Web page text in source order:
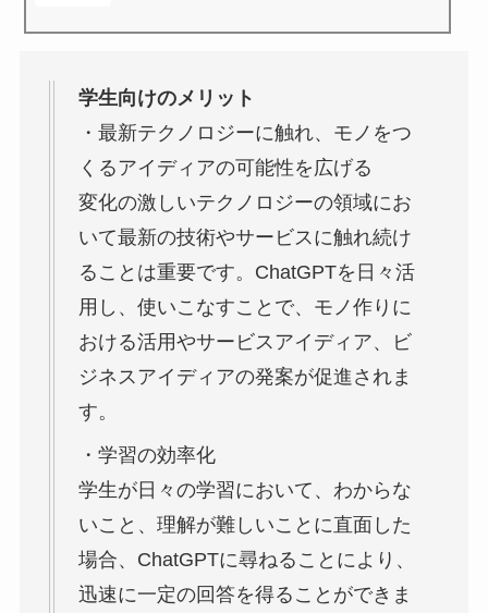
学生向けのメリット
・最新テクノロジーに触れ、モノをつ
くるアイディアの可能性を広げる
変化の激しいテクノロジーの領域にお
いて最新の技術やサービスに触れ続け
ることは重要です。ChatGPTを日々活
用し、使いこなすことで、モノ作りに
おける活用やサービスアイディア、ビ
ジネスアイディアの発案が促進されま
す。
・学習の効率化
学生が日々の学習において、わからな
いこと、理解が難しいことに直面した
場合、ChatGPTに尋ねることにより、
迅速に一定の回答を得ることができま